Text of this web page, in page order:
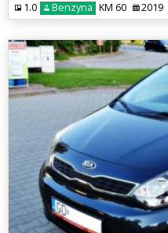
1.0 Benzyna KM 60 2019